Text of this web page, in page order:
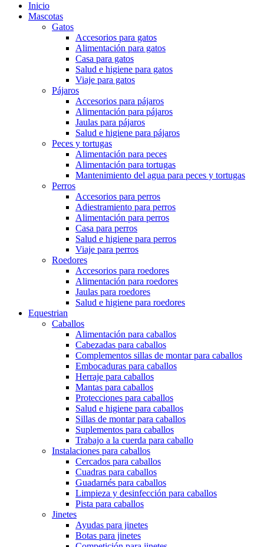
Inicio
Mascotas
Gatos
Accesorios para gatos
Alimentación para gatos
Casa para gatos
Salud e higiene para gatos
Viaje para gatos
Pájaros
Accesorios para pájaros
Alimentación para pájaros
Jaulas para pájaros
Salud e higiene para pájaros
Peces y tortugas
Alimentación para peces
Alimentación para tortugas
Mantenimiento del agua para peces y tortugas
Perros
Accesorios para perros
Adiestramiento para perros
Alimentación para perros
Casa para perros
Salud e higiene para perros
Viaje para perros
Roedores
Accesorios para roedores
Alimentación para roedores
Jaulas para roedores
Salud e higiene para roedores
Equestrian
Caballos
Alimentación para caballos
Cabezadas para caballos
Complementos sillas de montar para caballos
Embocaduras para caballos
Herraje para caballos
Mantas para caballos
Protecciones para caballos
Salud e higiene para caballos
Sillas de montar para caballos
Suplementos para caballos
Trabajo a la cuerda para caballo
Instalaciones para caballos
Cercados para caballos
Cuadras para caballos
Guadarnés para caballos
Limpieza y desinfección para caballos
Pista para caballos
Jinetes
Ayudas para jinetes
Botas para jinetes